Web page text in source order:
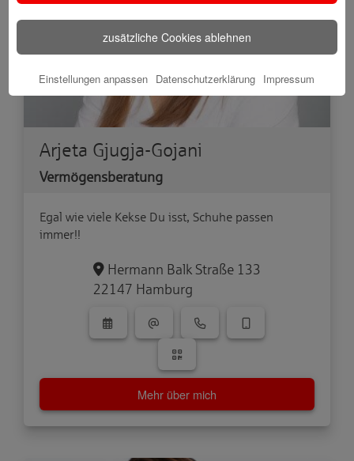
Arjeta Gjugja-Gojani
Vermögensberatung
Egal wie viele Kekse Du isst, Schuhe passen
immer!!
Hermann Balk Straße 133
22147 Hamburg
Mehr über mich
zusätzliche Cookies ablehnen
Einstellungen anpassen Datenschutzerklärung Impressum